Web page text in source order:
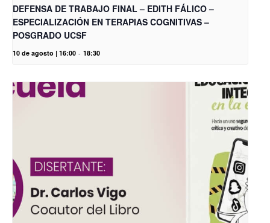
DEFENSA DE TRABAJO FINAL – EDITH FÁLICO –
ESPECIALIZACIÓN EN TERAPIAS COGNITIVAS –
POSGRADO UCSF
10 de agosto | 16:00 - 18:30